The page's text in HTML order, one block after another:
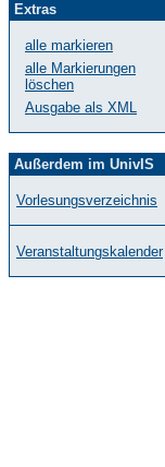
Extras
alle markieren
alle Markierungen
löschen
Ausgabe als XML
Außerdem im UnivIS
Vorlesungsverzeichnis
Veranstaltungskalender